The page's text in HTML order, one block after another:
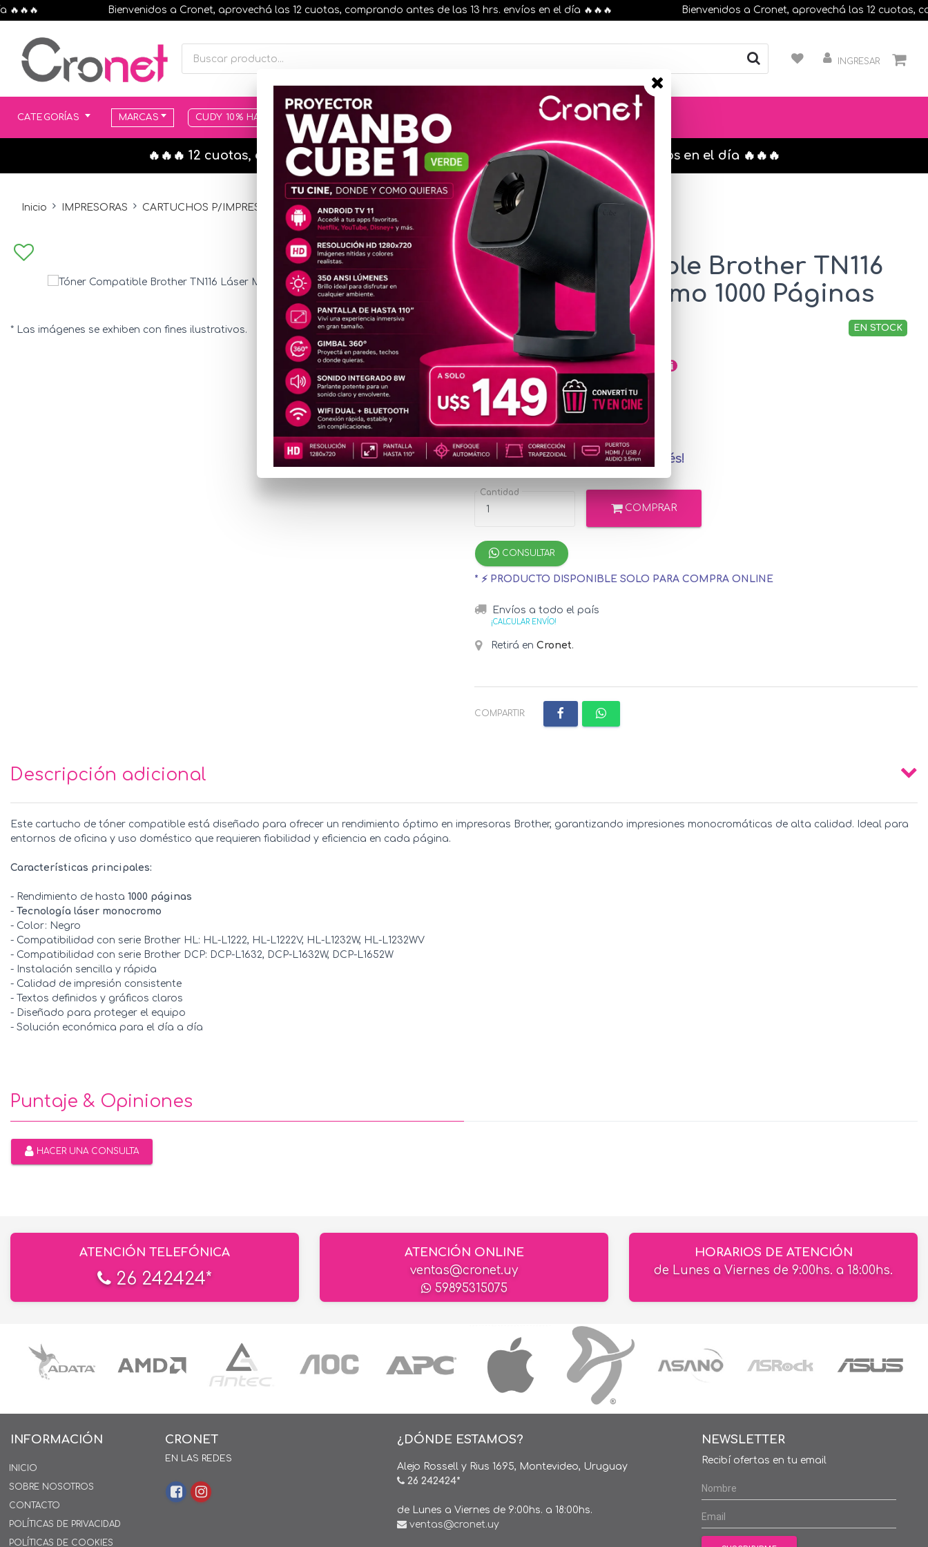
Bienvenidos a Cronet, aprovechá las 12 cuotas, comprando antes de las 13 hrs. envíos en el día 🔥🔥🔥 Bienvenidos a Cronet, aprovechá las 12 cuotas,
INGRESAR
CATEGORÍAS MARCAS CUDY 10% HASTA AGOTAR STOCK MOVILIDAD ELÉCTRICA 25% OFF
🔥🔥🔥 12 cuotas, en todos nuestros artículos, comprando antes de las 13 hrs. envíos en el día 🔥🔥🔥
Inicio IMPRESORAS CARTUCHOS P/IMPRESORAS
* Las imágenes se exhiben con fines ilustrativos.
Tóner Compatible Brother TN116
Láser Monocromo 1000 Páginas
TON43 EN STOCK
u$s17,02
Precio
especial
u$s18.77 con MercadoPago
¡Hasta 12 cuotas sin interés!
Cantidad
COMPRAR
CONSULTAR
* ⚡ PRODUCTO DISPONIBLE SOLO PARA COMPRA ONLINE
Envíos a todo el país
¡CALCULAR ENVÍO!
Retirá en Cronet.
COMPARTIR:
Descripción adicional
Este cartucho de tóner compatible está diseñado para ofrecer un rendimiento óptimo en impresoras Brother, garantizando impresiones monocromáticas de alta calidad. Ideal para
entornos de oficina y uso doméstico que requieren fiabilidad y eficiencia en cada página.
Características principales:
- Rendimiento de hasta 1000 páginas
- Tecnología láser monocromo
- Color: Negro
- Compatibilidad con serie Brother HL: HL-L1222, HL-L1222V, HL-L1232W, HL-L1232WV
- Compatibilidad con serie Brother DCP: DCP-L1632, DCP-L1632W, DCP-L1652W
- Instalación sencilla y rápida
- Calidad de impresión consistente
- Textos definidos y gráficos claros
- Diseñado para proteger el equipo
- Solución económica para el día a día
Puntaje & Opiniones
HACER UNA CONSULTA
ATENCIÓN TELEFÓNICA
26 242424*
ATENCIÓN ONLINE
ventas@cronet.uy
59895315075
HORARIOS DE ATENCIÓN
de Lunes a Viernes de 9:00hs. a 18:00hs.
INFORMACIÓN
INICIO
SOBRE NOSOTROS
CONTACTO
POLÍTICAS DE PRIVACIDAD
POLÍTICAS DE COOKIES
CRONET
EN LAS REDES
¿DÓNDE ESTAMOS?
Alejo Rossell y Rius 1695, Montevideo, Uruguay
26 242424*
de Lunes a Viernes de 9:00hs. a 18:00hs.
ventas@cronet.uy
NEWSLETTER
Recibí ofertas en tu email